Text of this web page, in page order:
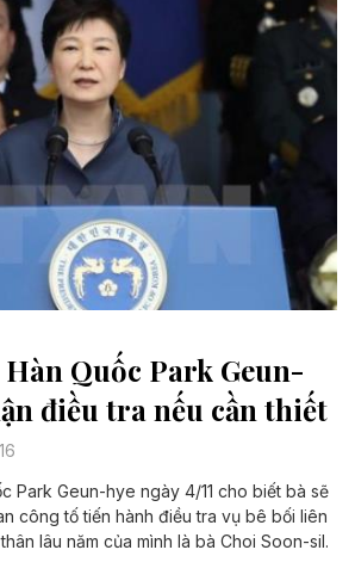
Quốc Park Geun-
điều tra nếu cần thiết
Park Geun-hye ngày 4/11 cho biết bà sẽ
công tố tiến hành điều tra vụ bê bối liên
lâu năm của mình là bà Choi Soon-sil.